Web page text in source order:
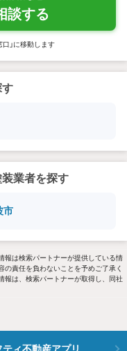
談する
」に移動します
す
業者を探す
市
報は検索パートナーが提供している情
責任を負わないことを予めご了承く
報は、検索パートナーが取得し、同社
ティ不動産アプリ